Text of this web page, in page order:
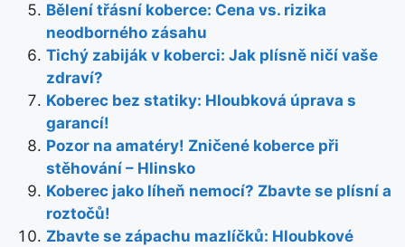
Bělení třásní koberce: Cena vs. rizika
neodborného zásahu
Tichý zabiják v koberci: Jak plísně ničí vaše
zdraví?
Koberec bez statiky: Hloubková úprava s
garancí!
Pozor na amatéry! Zničené koberce při
stěhování – Hlinsko
Koberec jako líheň nemocí? Zbavte se plísní a
roztočů!
Zbavte se zápachu mazlíčků: Hloubkové